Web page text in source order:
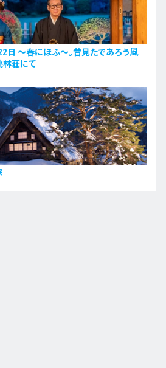
日 〜春にほふ〜。昔見たであろう風
林荘にて